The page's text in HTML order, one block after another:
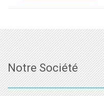
Notre Société